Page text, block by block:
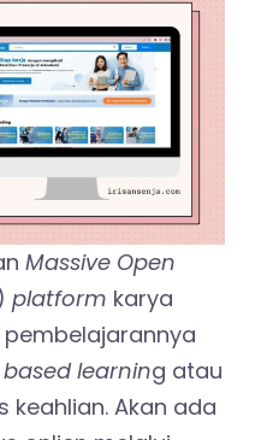
Massive Open
platform karya
based learning atau
keahlian. Akan ada